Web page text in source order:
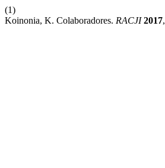
(1)
Koinonia, K. Colaboradores. RACJI 2017,